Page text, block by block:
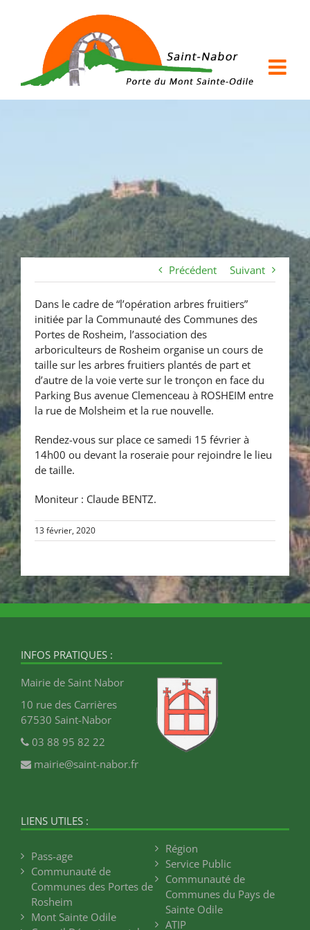
Précédent Suivant
Dans le cadre de “l’opération arbres fruitiers”
initiée par la Communauté des Communes des
Portes de Rosheim, l’association des
arboriculteurs de Rosheim organise un cours de
taille sur les arbres fruitiers plantés de part et
d’autre de la voie verte sur le tronçon en face du
Parking Bus avenue Clemenceau à ROSHEIM entre
la rue de Molsheim et la rue nouvelle.
Rendez-vous sur place ce samedi 15 février à
14h00 ou devant la roseraie pour rejoindre le lieu
de taille.
Moniteur : Claude BENTZ.
13 février, 2020
INFOS PRATIQUES :
Mairie de Saint Nabor
10 rue des Carrières
67530 Saint-Nabor
03 88 95 82 22
mairie@saint-nabor.fr
LIENS UTILES :
Pass-age
Communauté de
Communes des Portes de
Rosheim
Mont Sainte Odile
Région
Service Public
Communauté de
Communes du Pays de
Sainte Odile
ATIP